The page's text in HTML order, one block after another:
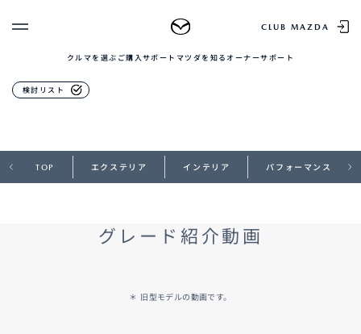
CLUB MAZDA
クルマを選ぶ ご購入サポート マツダを知る オーナーサポート
検討リスト
ご購入サポート
カンタン見積り
CLUB MAZDAとは
登録情報の変更
お知らせ配信の登録・解除
MAZDA2
商品説明ショートムービー
TOP エクステリア インテリア パフォーマンス
グレード紹介動画
＊ 旧型モデルの動画です。